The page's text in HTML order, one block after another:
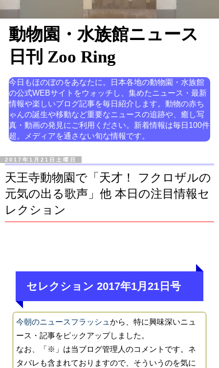
動物園・水族館ニュース
日刊 Zoo Ring
今日もほのぼのをあなたに。日本各地の動物園・水族館
の公式WEBサイトをウォッチし、集めたニュース・最新
情報や楽しいブログ記事を毎日紹介します。動物の赤ち
ゃんの誕生や移動など重要なニュースの追跡や、癒し写
真・動画の発見にご利用ください。新着情報は毎日100件
超。メディアを通さない旬な情報です。
2017年1月21日土曜日
天王寺動物園で「天才！ フクロザルの
元気の出る歌声」他 本日の注目情報セ
レクション
セレクション 2017年1月21日号
今朝のニュースフラッシュから、特に興味深いニュ
ース・記事をピックアップしました。
なお、「※」は当ブログ管理人のコメントです。ネ
タバレも含まれておりますので、そういうのを気に